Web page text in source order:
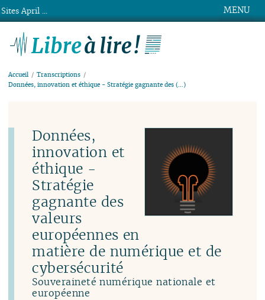
MENU
Accueil
Transcriptions
Données, innovation et éthique - Stratégie gagnante des (…)
Données,
innovation et
éthique -
Stratégie
gagnante des
valeurs
européennes en
matière de numérique et de
cybersécurité
Souveraineté numérique nationale et
européenne
Sites April ...